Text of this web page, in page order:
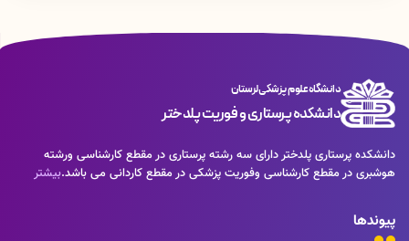
دانشگاه علوم پزشکی لرستان
دانشکده پرستاری و فوریت پلدختر
دانشکده پرستاری پلدختر دارای سه رشته پرستاری در مقطع کارشناسی ورشته
هوشبری در مقطع کارشناسی وفوریت پزشکی در مقطع کاردانی می باشد.بیشتر
پیوندها